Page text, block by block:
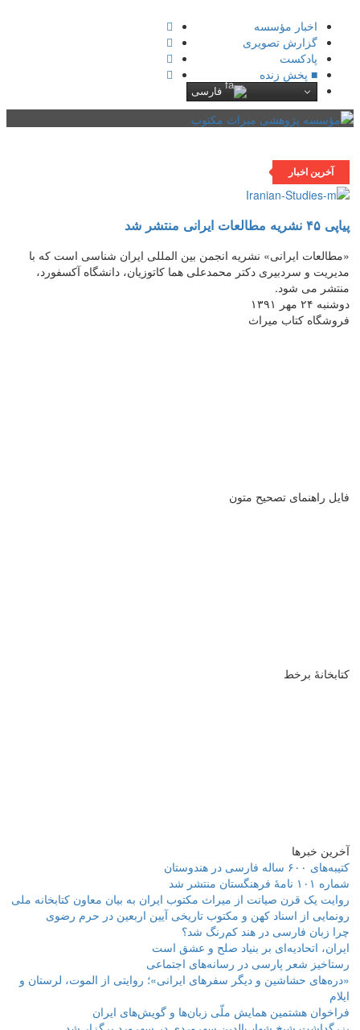
اخبار مؤسسه
گزارش تصویری
پادکست‌
■ پخش زنده
فارسی
آخرین اخبار
پیاپی ۴۵ نشریه مطالعات ایرانی منتشر شد
«مطالعات ایرانی» نشریه انجمن بین المللی ایران شناسی است که با
مدیریت و سردبیری دکتر محمدعلی هما کاتوزیان، دانشگاه آکسفورد،
منتشر می شود.
دوشنبه ۲۴ مهر ۱۳۹۱
فروشگاه کتاب میراث
فایل راهنمای تصحیح متون
کتابخانۀ برخط
آخرین خبرها
کتیبه‌های ۶۰۰ ساله فارسی در هندوستان
شماره ۱۰۱ نامۀ فرهنگستان منتشر شد
روایت یک قرن صیانت از میراث مکتوب ایران به بیان معاون کتابخانه ملی
رونمایی از اسناد کهن و مکتوب تاریخی آیین اربعین در حرم رضوی
چرا زبان فارسی در هند کم‌رنگ شد؟
ایران، اتحادیه‌ای بر بنیاد صلح و عشق است
رستاخیز شعر پارسی در رسانه‌های اجتماعی
«دره‌های حشاشین و دیگر سفرهای ایرانی»؛ روایتی از الموت، لرستان و
ایلام
فراخوان هشتمین همایش ملّی زبان‌ها و گویش‌های ایران